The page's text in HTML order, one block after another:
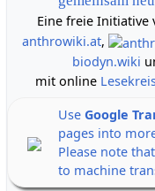
Eine freie Initiative
anthrowiki.at,
biodyn.wiki
mit online
Use Google
pages into
Please note
to machine